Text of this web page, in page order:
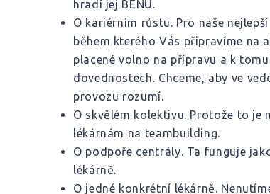
hradí jej BENU.
O kariérním růstu. Pro naše
během kterého Vás připravíme na
placené volno na přípravu a k
dovednostech. Chceme, aby ve
provozu rozumí.
O skvělém kolektivu. Protože to je
lékárnám na teambuilding.
O podpoře centrály. Ta funguje
lékárně.
O jedné konkrétní lékárně.